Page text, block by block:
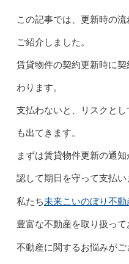
この記事では、更新時の
ご紹介しました。
賃貸物件の契約更新時に
わります。
支払わないと、リスクと
も出てきます。
まずは賃貸物件更新の通
認して期日を守って支払い
私たち未来こいのぼり不動
豊富な不動産を取り扱って
不動産に関するお悩みが